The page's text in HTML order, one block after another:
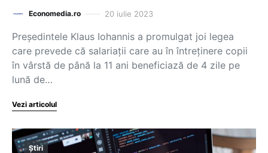
Economedia.ro 20 iulie 2023
Preşedintele Klaus Iohannis a promulgat joi legea
care prevede că salariaţii care au în întreţinere copii
în vârstă de până la 11 ani beneficiază de 4 zile pe
lună de…
Vezi articolul
Știri